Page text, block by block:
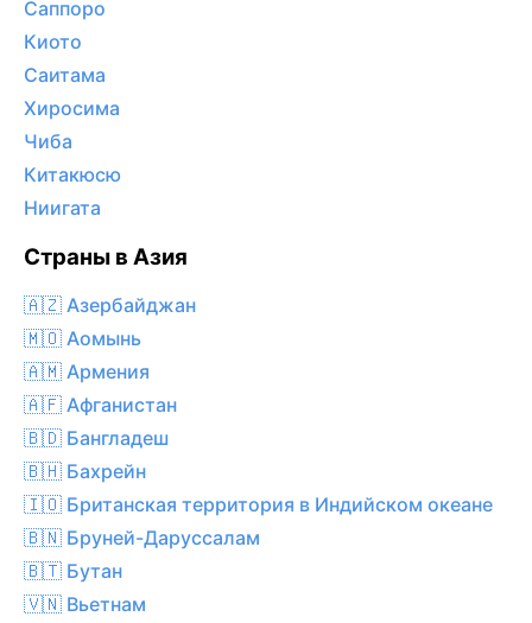
Саппоро
Киото
Саитама
Хиросима
Чиба
Китакюсю
Ниигата
Страны в Азия
🇦🇿 Азербайджан
🇲🇴 Аомынь
🇦🇲 Армения
🇦🇫 Афганистан
🇧🇩 Бангладеш
🇧🇭 Бахрейн
🇮🇴 Британская территория в Индийском океане
🇧🇳 Бруней-Даруссалам
🇧🇹 Бутан
🇻🇳 Вьетнам